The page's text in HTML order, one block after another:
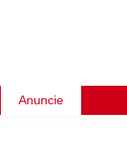
Anuncie